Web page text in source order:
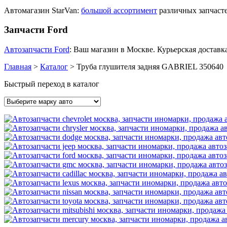
Автомагазин StarVan: большой ассортимент различных
Запчасти Ford
Автозапчасти Ford: Ваш магазин в Москве. Курьерская
Главная > Каталог > Труба глушителя задняя GABRIEL 350640
Быстрый переход в каталог